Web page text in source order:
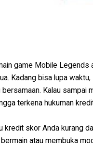
game Mobile Legends
Kadang bisa lupa
bersamaan. Kalau sampai
terkena hukuman
kredit skor Anda kurang
atau membuka